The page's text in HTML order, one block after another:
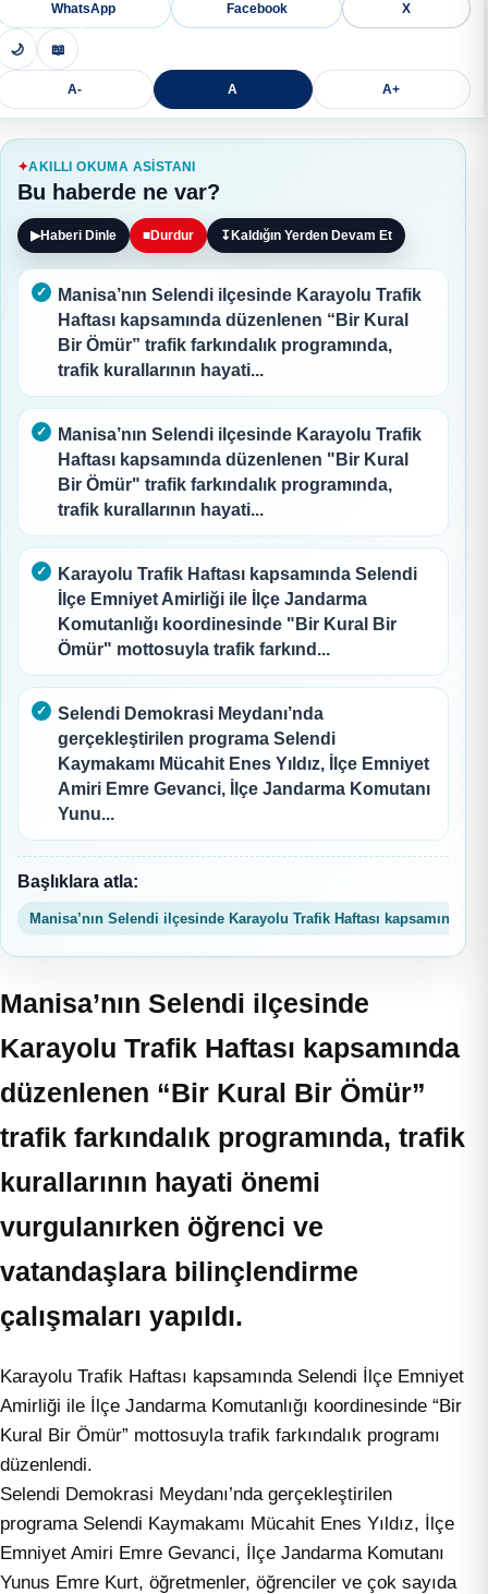
WhatsApp Facebook X
🌙 📖
A- A A+
AKILLI OKUMA ASISTANI
Bu haberde ne var?
▶Haberi Dinle ■Durdur ↧ Kaldığın Yerden Devam Et
Manisa’nın Selendi ilçesinde Karayolu Trafik
Haftası kapsamında düzenlenen “Bir Kural
Bir Ömür” trafik farkındalık programında,
trafik kurallarının hayati...
Manisa’nın Selendi ilçesinde Karayolu Trafik
Haftası kapsamında düzenlenen "Bir Kural
Bir Ömür" trafik farkındalık programında,
trafik kurallarının hayati...
Karayolu Trafik Haftası kapsamında Selendi
İlçe Emniyet Amirliği ile İlçe Jandarma
Komutanlığı koordinesinde "Bir Kural Bir
Ömür" mottosuyla trafik farkınd...
Selendi Demokrasi Meydanı’nda
gerçekleştirilen programa Selendi
Kaymakamı Mücahit Enes Yıldız, İlçe Emniyet
Amiri Emre Gevanci, İlçe Jandarma Komutanı
Yunu...
Başlıklara atla:
Manisa’nın Selendi ilçesinde Karayolu Trafik Haftası kapsamında
Manisa’nın Selendi ilçesinde
Karayolu Trafik Haftası kapsamında
düzenlenen “Bir Kural Bir Ömür”
trafik farkındalık programında, trafik
kurallarının hayati önemi
vurgulanırken öğrenci ve
vatandaşlara bilinçlendirme
çalışmaları yapıldı.
Karayolu Trafik Haftası kapsamında Selendi İlçe Emniyet
Amirliği ile İlçe Jandarma Komutanlığı koordinesinde “Bir
Kural Bir Ömür” mottosuyla trafik farkındalık programı
düzenlendi.
Selendi Demokrasi Meydanı’nda gerçekleştirilen
programa Selendi Kaymakamı Mücahit Enes Yıldız, İlçe
Emniyet Amiri Emre Gevanci, İlçe Jandarma Komutanı
Yunus Emre Kurt, öğretmenler, öğrenciler ve çok sayıda